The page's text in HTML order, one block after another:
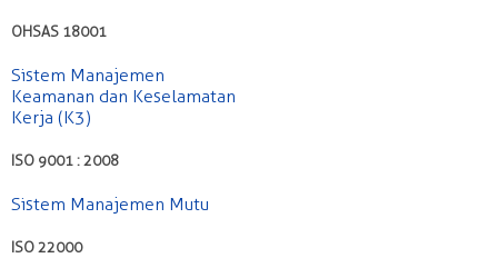
OHSAS 18001
Sistem Manajemen
Keamanan dan Keselamatan
Kerja (K3)
ISO 9001 : 2008
Sistem Manajemen Mutu
ISO 22000